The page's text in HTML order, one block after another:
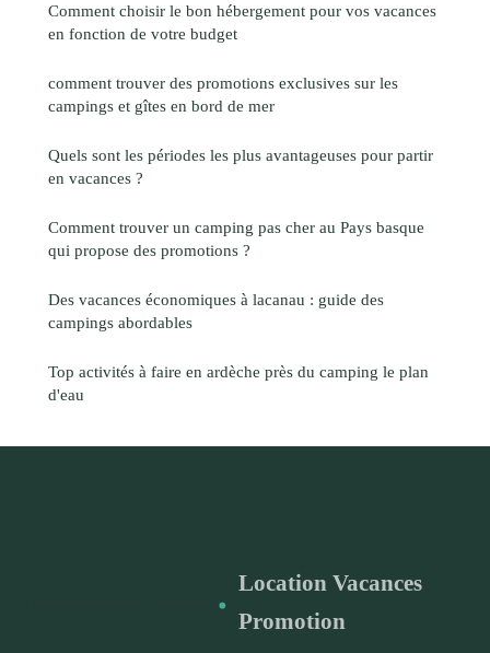
Comment choisir le bon hébergement pour vos vacances
en fonction de votre budget
comment trouver des promotions exclusives sur les
campings et gîtes en bord de mer
Quels sont les périodes les plus avantageuses pour partir
en vacances ?
Comment trouver un camping pas cher au Pays basque
qui propose des promotions ?
Des vacances économiques à lacanau : guide des
campings abordables
Top activités à faire en ardèche près du camping le plan
d'eau
Location Vacances
Promotion